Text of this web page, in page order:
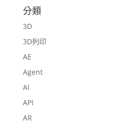
分類
3D
3D列印
AE
Agent
AI
API
AR